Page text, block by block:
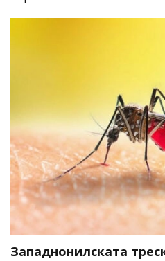
Западнонилската